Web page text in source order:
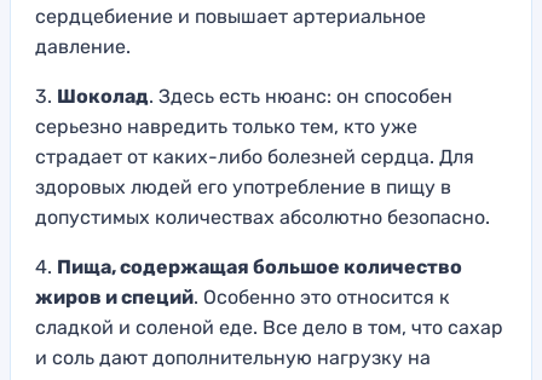
сердцебиение и повышает артериальное
давление.
3. Шоколад. Здесь есть нюанс: он способен
серьезно навредить только тем, кто уже
страдает от каких-либо болезней сердца. Для
здоровых людей его употребление в пищу в
допустимых количествах абсолютно безопасно.
4. Пища, содержащая большое количество
жиров и специй. Особенно это относится к
сладкой и соленой еде. Все дело в том, что сахар
и соль дают дополнительную нагрузку на